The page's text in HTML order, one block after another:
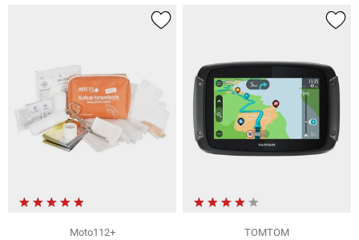
Moto112+
TOMTOM